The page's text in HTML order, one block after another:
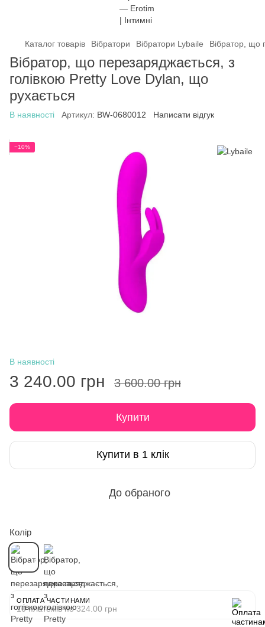
Каталог товарів Вібратори Вібратори Lybaile Вібратор, що
Вібратор, що перезаряджається, з
голівкою Pretty Love Dylan, що
рухається
В наявності Артикул: BW-0680012 Написати відгук
−10%
В наявності
3 240.00 грн 3 600.00 грн
Купити
Купити в 1 клік
До обраного
Колір
ОПЛАТА ЧАСТИНАМИ
10 платежів по 324.00 грн